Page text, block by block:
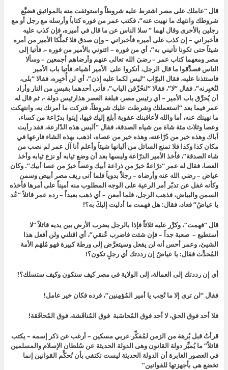
قال “عاملك على مصر اشترط عليه شروطاً واستوثقت منه بالمواثيق فضيَّع
شروطك وانتهك ما نهيت عنه”، فكتب عمر من فوره كتاباً وأرسله مع رجل أو مع
رجلين بالأحرى وقال لهما ” سلا الناس عن ما قال في أميره، فإن كذب عليه
فأخبراني – إن كذب على أميره فأخبراني – وإن صدق فلا تُملِّكا الأمير من أمره
شيئاً حتى تكونا تأتيني به”، أي من فوره – ائتوني بالأمير من فوره -، فأتيا إلى
مصر ومعهما كتاب عمر – رضيَ الله تعالى عنهم وأرضاهم أجمعين – وسألا
الناس فصدَّقوا ما قال الرجل، أنكروا على الأمير أشياء، فأتيا باب الأمير
فاستئذنا عليه، فقال البوّاب “ليس لكما عليه إذن”، أي لن أُخبِره، فقالا “بلى،
لتُخبِرنه”، فقال “لا”، فقالا “لنحُرِّقن الباب”، فأتى أحدهما بقبسٍ من النار وأراد
أن يُحرِّق باب الأمير – أي رئيس مصر، فبلغة العصر هذارئيس دولة -، ثم قال له
عمر فيما بعد “استعملتك وشرطت عليك شروطاً، فتركت ما أمرتك به، وانتهكت
ما نهيتك عنه، أما والله لأعاقبنك عقوبة أبلغ إليك فيها، إيتوا بدرّاعة من كساء،
وعصا وثلاث مئة شاة من شياه الصدقة، فقال “ألبس هذه الدّارعة، فقد رأيت
أباك وهذه خير من دُرّاعته، وهذه خير من عصاه، اذهب بهذه الشاء فارعها في
مكان كذا وكذا فلا تمنع السائل من ألبانها شيئاً وأعلم أنا آل عمر لم نصب من
شاء الصدقة”، فأخذ الأمير الدرّاعة ولبسها بعد أن وضع ثيابه أو نزع ثيابه وأخذ
العصا، فقال له عمر “درّاعةٌ خيرٌ من ذراعة أبيك وعصاً خيرُ من عصا أبيك”. وكان
عياض – رضي الله عنه وأرضاه – رجلاً بدوياً فلما أتى ريف مصر أبيض وسمن
وكأنه غفل عن تدبّر أمر الرعية على الوجه المطلوب منه أميناً على أمرها فأخذه
السمن والبياض، فذهب الرجل، فلما أمعن – أي ذهب بعيداً – رده عمر قائلاً “عُد
يا عياضُ” فعاد، فقال: هل فهمت ما أدليت إليكَ به؟!
قال “فهمت”، وكرَّر عليه ثلاثاً فإذا بالرجل يضرب الأرض بين يديه قائلاً “لا
أستطيع – صعبة جداً – فإن شئت فاضرب عُنقي”، أي اقتلني ولن أفعل هذا
الشيئ، وعمر أحس أنه لن يفعل وسيتعرَّض إلى ورطة كبيرة فهو مُلهَم الأمة
المُحدَّث فقال: يا عياضُ إن رددتك أي رجلٍ تكون؟!
أي إن رددتك إلى العمالة، إلى الولاية في مصر كيف ستكون وكيف ستسلك؟!
فقال “لن ترى إلا ما تُحِب يا أمير المُؤمِنين”، فرده فكان خير عامل!
فلا أحد فوق الحق، لا أحد فوق المُحاسَبة فوق المُناقَشة، فوق المُحاقَقة!
قرأتُ قبل بُرهة من الزمن لمُفكِّر عربي مسكين – أرغب عن ذكر إسمه – يكتب
قائلاً” ما يُميِّز دولة القانون وهى الدولة الحديثة عن سُلطان الإسلام والمسلمين
في العصور الغابرة أن الدولة الحديثة ليست تكتفي بأن تُحكِّم القوانين إنما
تخضع هى بأجهزتها للقوانين”